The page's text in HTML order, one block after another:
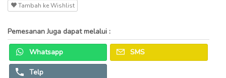
Tambah ke Wishlist
Pemesanan Juga dapat melalui :
Whatsapp SMS
Telp